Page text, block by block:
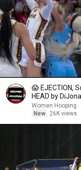
😱 EJECTION,
HEAD by
basketball
Women Hooping
New
26K views